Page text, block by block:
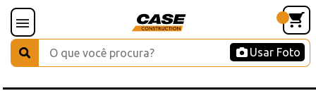
Usar Foto